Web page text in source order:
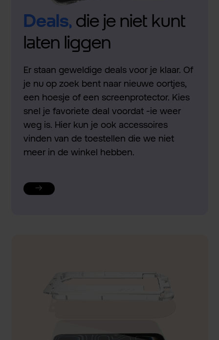
Deals,die je niet kunt
laten liggen
Er staan geweldige deals voor je klaar. Of
je nu op zoek bent naar nieuwe oortjes,
een hoesje of een screenprotector. Kies
snel je favoriete deal voordat -ie weer
weg is. Hier kun je ook accessoires
vinden van de toestellen die we niet
meer in de winkel hebben.